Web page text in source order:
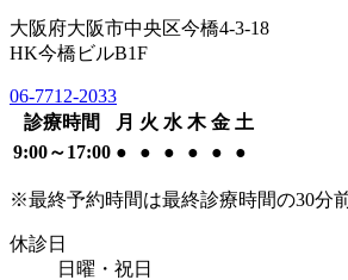
大阪府大阪市中央区今橋4-3-18
HK今橋ビルB1F
06-7712-2033
診療時間
月 火 水 木 金 土
9:00～17:00 ● ● ● ● ● ●
※最終予約時間は最終診療時間の30分
休診日
日曜・祝日